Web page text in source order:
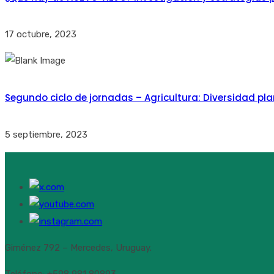
17 octubre, 2023
Segundo ciclo de jornadas – Agricultura: Diversidad
5 septiembre, 2023
Giménez 792 – Mercedes, Uruguay.